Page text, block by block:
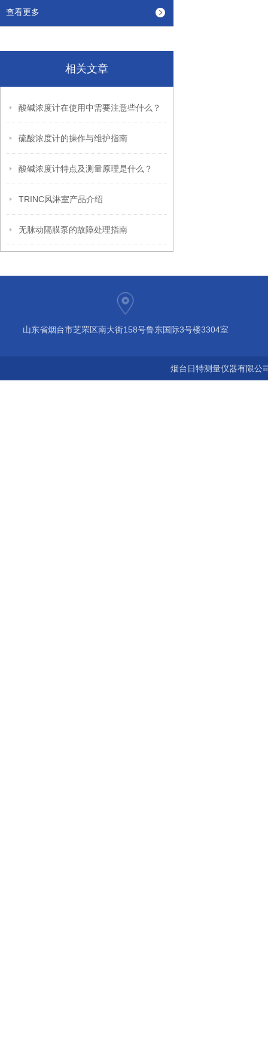
查看更多
相关文章
酸碱浓度计在使用中需要注意些什么？
硫酸浓度计的操作与维护指南
酸碱浓度计特点及测量原理是什么？
TRINC风淋室产品介绍
无脉动隔膜泵的故障处理指南
山东省烟台市芝罘区南大街158号鲁东国际3号楼3304室
烟台日特测量仪器有限